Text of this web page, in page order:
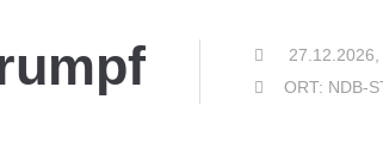
27.12.2026,
ORT: NDB-